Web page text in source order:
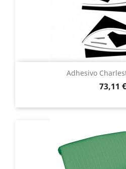
Adhesivo
Precio
73,11 €